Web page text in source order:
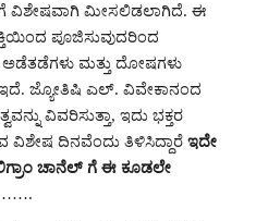
ವಿಶೇಷವಾಗಿ ಮೀಸಲಿಡಲಾಗಿದೆ. ಈ
ಪೂಜಿಸುವುದರಿಂದ
ಅಡೆತಡೆಗಳು ಮತ್ತು ದೋಷಗಳು
ಇದೆ. ಜ್ಯೋತಿಷಿ ಎಲ್. ವಿವೇಕಾನಂದ
ವಿವರಿಸುತ್ತಾ, ಇದು ಭಕ್ತರ
ವಿಶೇಷ ದಿನವೆಂದು ತಿಳಿಸಿದ್ದಾರೆ ಇದೇ
ಚಾನೆಲ್ ಗೆ ಈ ಕೂಡಲೇ